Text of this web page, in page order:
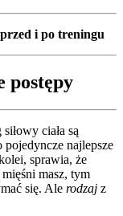
i po treningu
postępy
ciała są
pojedyncze najlepsze
sprawia, że
masz, tym
się. Ale rodzaj z